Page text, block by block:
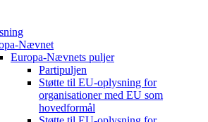
Nævnet
Europa-Nævnets puljer
Partipuljen
Støtte til EU-oplysning for
organisationer med EU som
hovedformål